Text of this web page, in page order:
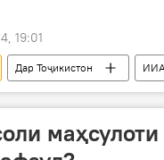
19:01
Дар Тоҷикистон